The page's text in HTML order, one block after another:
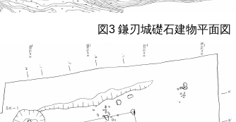
図3鎌刃城礎石建物平面図